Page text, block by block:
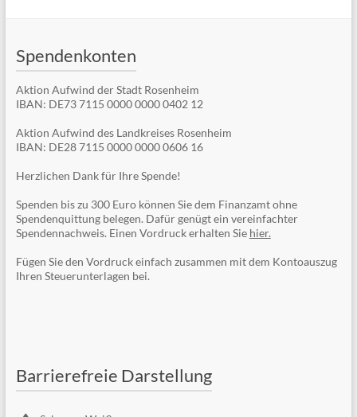
Spendenkonten
Aktion Aufwind der Stadt Rosenheim
IBAN: DE73 7115 0000 0000 0402 12
Aktion Aufwind des Landkreises Rosenheim
IBAN: DE28 7115 0000 0000 0606 16
Herzlichen Dank für Ihre Spende!
Spenden bis zu 300 Euro können Sie dem Finanzamt ohne
Spendenquittung belegen. Dafür genügt ein vereinfachter
Spendennachweis. Einen Vordruck erhalten Sie hier.
Fügen Sie den Vordruck einfach zusammen mit dem Kontoauszug
Ihren Steuerunterlagen bei.
Barrierefreie Darstellung